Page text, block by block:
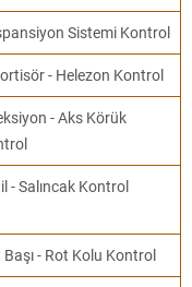
Sistemi Kontrol
- Helezon Kontrol
- Aks Körük
- Salıncak Kontrol
Başı - Rot Kolu Kontrol